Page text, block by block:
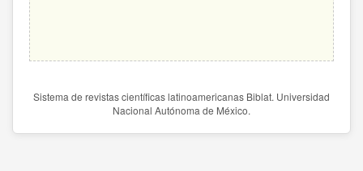
Sistema de revistas científicas latinoamericanas Biblat. Universidad
Nacional Autónoma de México.